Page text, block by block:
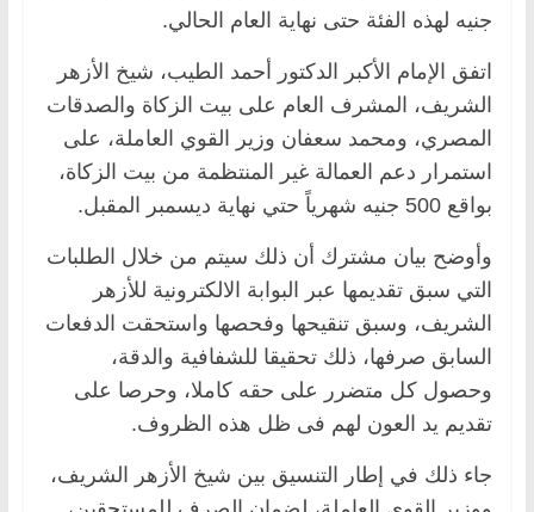
جنيه لهذه الفئة حتى نهاية العام الحالي.
اتفق الإمام الأكبر الدكتور أحمد الطيب، شيخ الأزهر
الشريف، المشرف العام على بيت الزكاة والصدقات
المصري، ومحمد سعفان وزير القوي العاملة، على
استمرار دعم العمالة غير المنتظمة من بيت الزكاة،
بواقع 500 جنيه شهرياً حتي نهاية ديسمبر المقبل.
وأوضح بيان مشترك أن ذلك سيتم من خلال الطلبات
التي سبق تقديمها عبر البوابة الالكترونية للأزهر
الشريف، وسبق تنقيحها وفحصها واستحقت الدفعات
السابق صرفها، ذلك تحقيقا للشفافية والدقة،
وحصول كل متضرر على حقه كاملا، وحرصا على
تقديم يد العون لهم فى ظل هذه الظروف.
جاء ذلك في إطار التنسيق بين شيخ الأزهر الشريف،